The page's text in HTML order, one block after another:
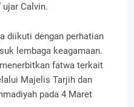
ujar Calvin.
diikuti dengan perhatian
lembaga keagamaan.
fatwa terkait
Majelis Tarjih dan
pada 4 Maret